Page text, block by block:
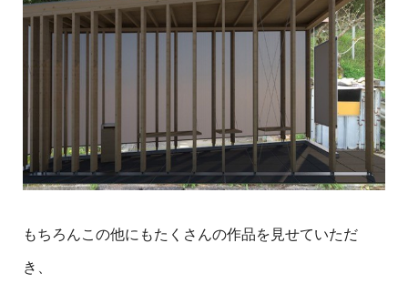
もちろんこの他にもたくさんの作品を見せていただ
き、